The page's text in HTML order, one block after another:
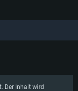
Der Inhalt wird